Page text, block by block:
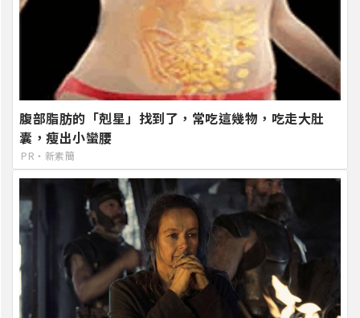
腹部脂肪的「剋星」找到了，常吃這幾物，吃走大肚
囊，瘦出小蠻腰
PR・新素簡